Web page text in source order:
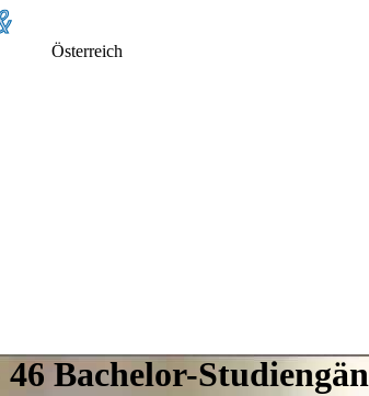
Österreich
Bachelor-